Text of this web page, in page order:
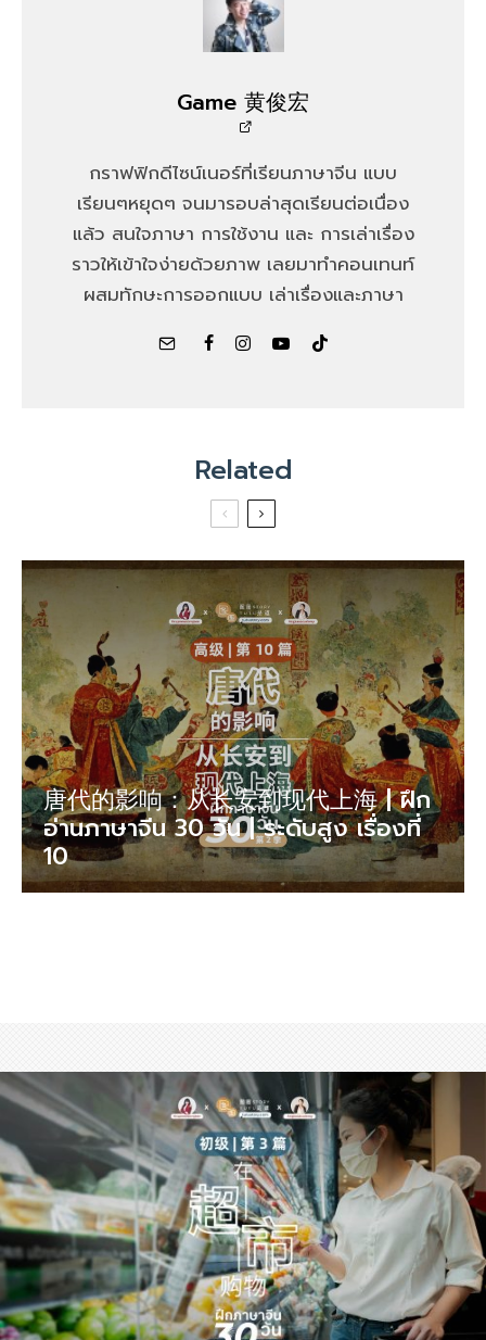
Game 黄俊宏
กราฟฟิกดีไซน์เนอร์ที่เรียนภาษาจีน แบบ
เรียนๆหยุดๆ จนมารอบล่าสุดเรียนต่อเนื่อง
แล้ว สนใจภาษา การใช้งาน และ การเล่าเรื่อง
ราวให้เข้าใจง่ายด้วยภาพ เลยมาทำคอนเทนท์
ผสมทักษะการออกแบบ เล่าเรื่องและภาษา
Related
唐代的影响：从长安到现代上海 | ฝึก
อ่านภาษาจีน 30 วัน | ระดับสูง เรื่องที่
10